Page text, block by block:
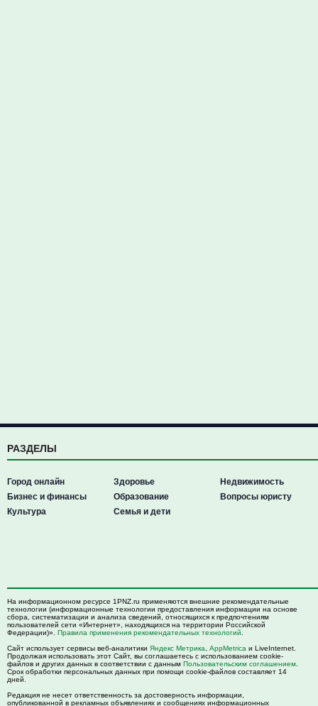
РАЗДЕЛЫ
Город онлайн
Бизнес и финансы
Культура
Здоровье
Образование
Семья и дети
Недвижимость
Вопросы юристу
На информационном ресурсе 1PNZ.ru применяются внешние рекомендательные
технологии (информационные технологии предоставления информации на основе
сбора, систематизации и анализа сведений, относящихся к предпочтениям
пользователей сети «Интернет», находящихся на территории Российской
Федерации)». Правила применения рекомендательных технологий
Сайт использует сервисы веб-аналитики Яндекс Метрика AppMetrica и LiveInternet.
Продолжая использовать этот Сайт, вы соглашаетесь с использованием cookie-
файлов и других данных в соответствии с данным Пользовательским соглашением
Срок обработки персональных данных при помощи cookie-файлов составляет 14
дней.
Редакция не несет ответственность за достоверность информации,
опубликованной в рекламных объявлениях и сообщениях информационных